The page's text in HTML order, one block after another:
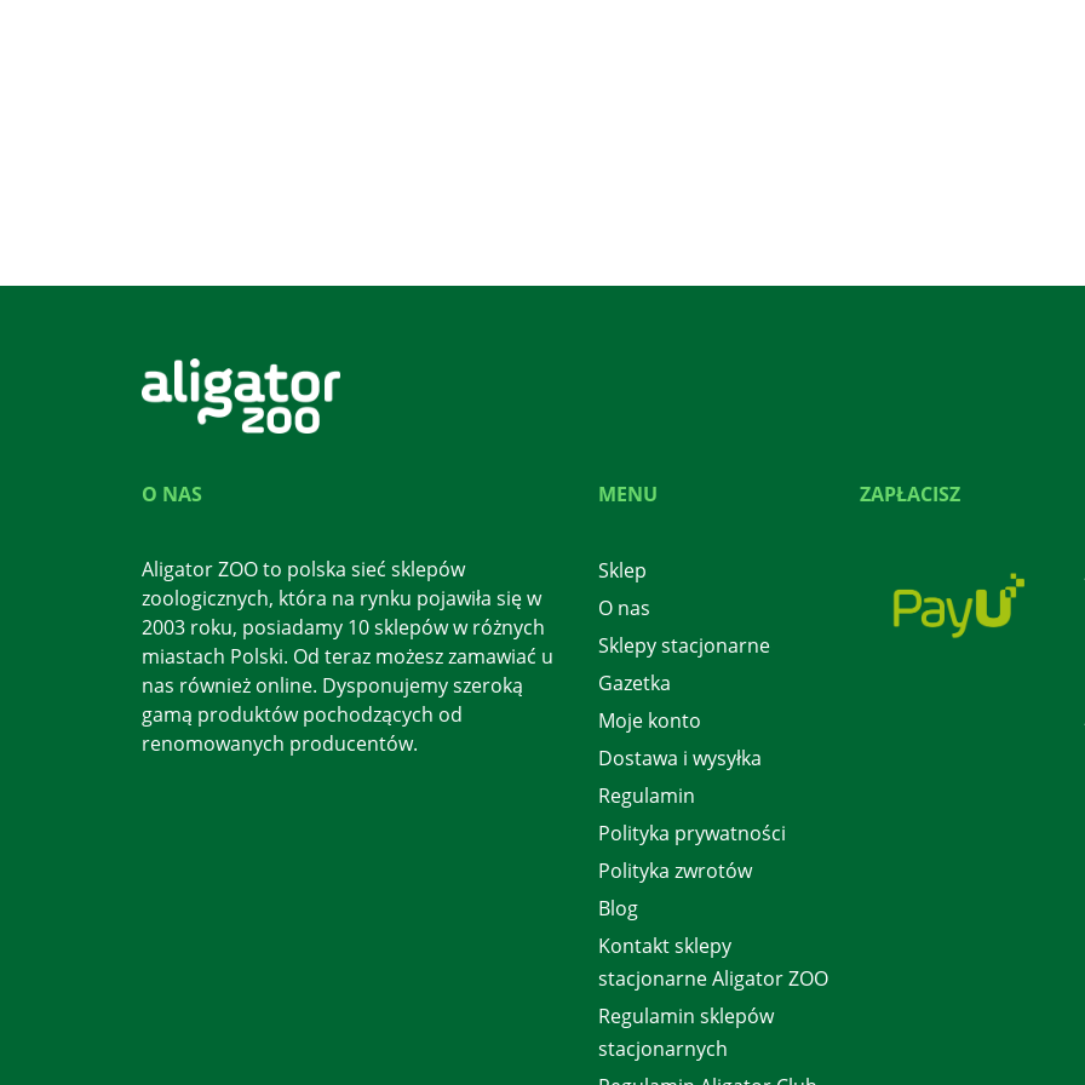
O NAS
Aligator ZOO to polska sieć sklepów
zoologicznych, która na rynku pojawiła się w
2003 roku, posiadamy 10 sklepów w różnych
miastach Polski. Od teraz możesz zamawiać u
nas również online. Dysponujemy szeroką
gamą produktów pochodzących od
renomowanych producentów.
MENU
Sklep
O nas
Sklepy stacjonarne
Gazetka
Moje konto
Dostawa i wysyłka
Regulamin
Polityka prywatności
Polityka zwrotów
Blog
Kontakt sklepy
stacjonarne Aligator ZOO
Regulamin sklepów
stacjonarnych
ZAPŁACISZ